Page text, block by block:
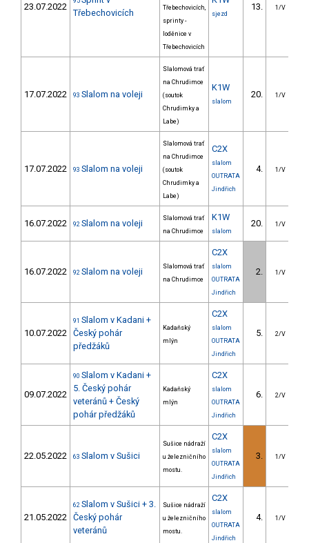
23.07.2022
Třebechovicích
Třebechovicích,
sprinty -
loděnice v
Třebechovicích
sjezd
13. 1/V
17.07.2022 93 Slalom na voleji
Slalomová trať
na Chrudimce
(soutok
Chrudimky a
Labe)
K1W
slalom
20. 1/V
17.07.2022 93 Slalom na voleji
Slalomová trať
na Chrudimce
(soutok
Chrudimky a
Labe)
C2X
slalom
OUTRATA
Jindřich
4. 1/V
16.07.2022 92 Slalom na voleji
Slalomová trať
na Chrudimce
K1W
slalom
20. 1/V
16.07.2022 92 Slalom na voleji
Slalomová trať
na Chrudimce
C2X
slalom
OUTRATA
Jindřich
2. 1/V
10.07.2022
91 Slalom v Kadani +
Český pohár
předžáků
Kadaňský
mlýn
C2X
slalom
OUTRATA
Jindřich
5. 2/V
09.07.2022
90 Slalom v Kadani +
5. Český pohár
veteránů + Český
pohár předžáků
Kadaňský
mlýn
C2X
slalom
OUTRATA
Jindřich
6. 2/V
22.05.2022 63 Slalom v Sušici
Sušice nádraží
u železničního
mostu.
C2X
slalom
OUTRATA
Jindřich
3. 1/V
21.05.2022
62 Slalom v Sušici + 3.
Český pohár
veteránů
Sušice nádraží
u železničního
mostu.
C2X
slalom
OUTRATA
Jindřich
4. 1/V